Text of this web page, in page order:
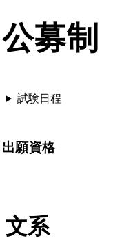
公募制
試験日程
出願資格
文系